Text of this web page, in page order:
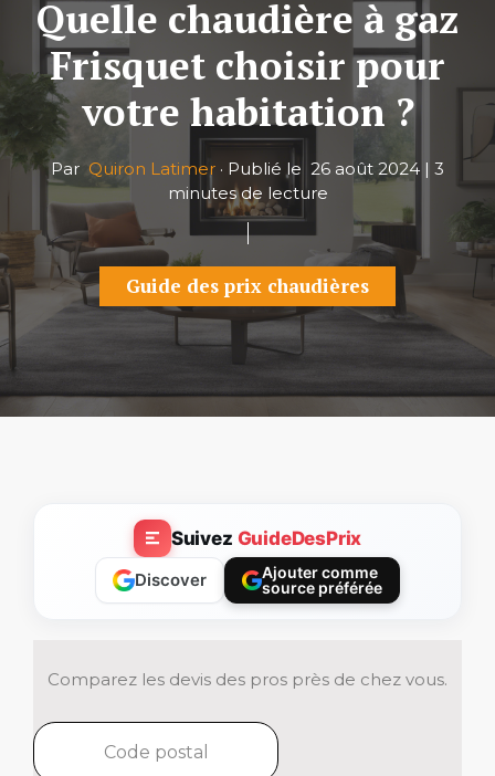
Quelle chaudière à gaz
Frisquet choisir pour
votre habitation ?
Par Quiron Latimer · Publié le 26 août 2024 | 3
minutes de lecture
Guide des prix chaudières
Suivez GuideDesPrix
Discover
Ajouter comme
source préférée
Comparez les devis des pros près de chez vous.